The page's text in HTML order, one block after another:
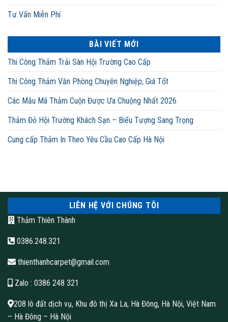
Tư Vấn Miễn Phí
BÀI VIẾT MỚI
Thi Công Thảm Trải Sàn Hội Trường Cao Cấp
Thi Công Thảm Văn Phòng Chuyên Nghiệp, Giá Tốt
Các Mẫu Mã Thảm Cuộn Được Ưa Chuộng Nhất 2026
Thảm Đỏ Hội Trường Khách Sạn – Biểu Tượng Sang Trọng
Cung cấp Thảm In Theo Yêu Cầu Cao Cấp Hà Nội
LIÊN HỆ VỚI CHÚNG TÔI
Thảm Thiên Thành
0386.248.321
thienthanhcarpet@gmail.com
Zalo : 0386 248 321
208 lô đất dịch vụ, Khu đô thị Xa La, Hà Đông, Hà Nội, Việt Nam
– Hà Đông – Hà Nội